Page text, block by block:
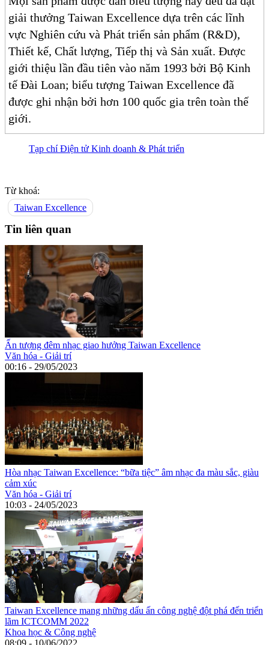
giải thưởng Taiwan Excellence dựa trên các lĩnh
vực Nghiên cứu và Phát triển sản phẩm (R&D),
Thiết kế, Chất lượng, Tiếp thị và Sản xuất. Được
giới thiệu lần đầu tiên vào năm 1993 bởi Bộ Kinh
tế Đài Loan; biểu tượng Taiwan Excellence đã
được ghi nhận bởi hơn 100 quốc gia trên toàn thế
giới.
Tạp chí Điện tử Kinh doanh & Phát triển
Từ khoá:
Taiwan Excellence
Tin liên quan
Ấn tượng đêm nhạc giao hưởng Taiwan Excellence
Văn hóa - Giải trí
00:16 - 29/05/2023
Hòa nhạc Taiwan Excellence: “bữa tiệc” âm nhạc đa màu sắc, giàu
cảm xúc
Văn hóa - Giải trí
10:03 - 24/05/2023
Taiwan Excellence mang những dấu ấn công nghệ đột phá đến triển
lãm ICTCOMM 2022
Khoa học & Công nghệ